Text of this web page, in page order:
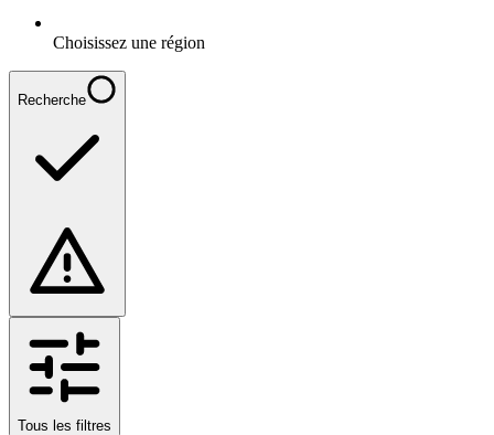
Choisissez une région
Recherche
Tous les filtres